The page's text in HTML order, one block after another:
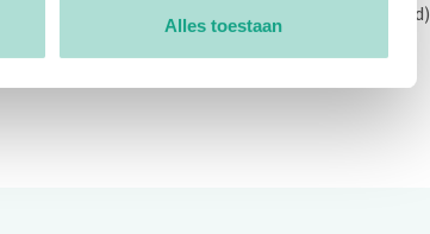
Alles toestaan
Open: 09:00 - 12:30 (alleen ochtend)